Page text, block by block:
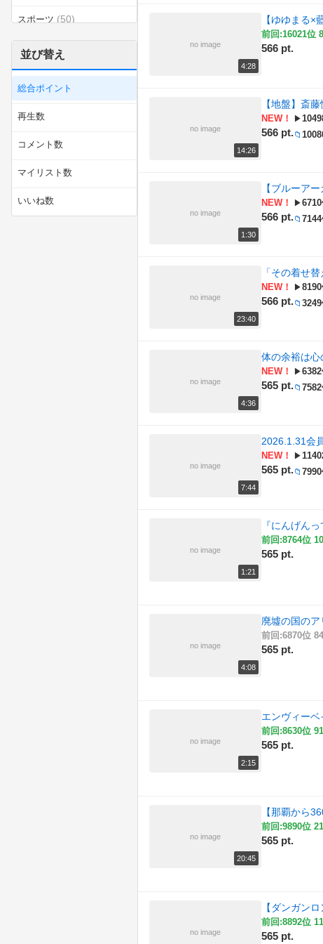
スポーツ (50)
ダンス(302)
ラジオ(119)
例のソレ
動物 (56)
技術・工作
並び替え
総合ポイント
再生数
コメント数
マイリスト数
いいね数
no image
4:28
【ゆゆまる×
前回:16021位
566 pt.
no image
14:26
【地盤】斎
NEW！
566 pt.
▶
📁
no image
1:30
【ブルーア
NEW！
566 pt.
▶
📁
no image
23:40
「その着せ
NEW！
566 pt.
▶
📁
no image
4:36
体の余裕は心
NEW！
565 pt.
▶
📁
no image
7:44
2026.1.31会
NEW！
565 pt.
▶
📁
no image
1:21
『にんげん
前回:8764位
565 pt.
no image
4:08
廃墟の国のア
前回:6870位
565 pt.
no image
2:15
エンヴィーベ
前回:8630位
565 pt.
no image
20:45
【那覇から
前回:9890位
565 pt.
no image
【ダンガン
前回:8892位
565 pt.